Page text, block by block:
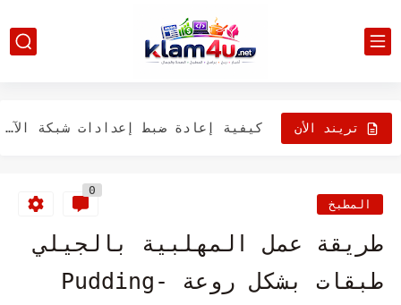
تريند الأن
تعرف على طرق حل مشكلة (لن يتم تحديث iPhone)
كيفية إعادة ضبط إعدادات شبكة الآيفون الخاص بك
المطبخ
0
طريقة عمل المهلبية بالجيلي
طبقات بشكل روعة Pudding-